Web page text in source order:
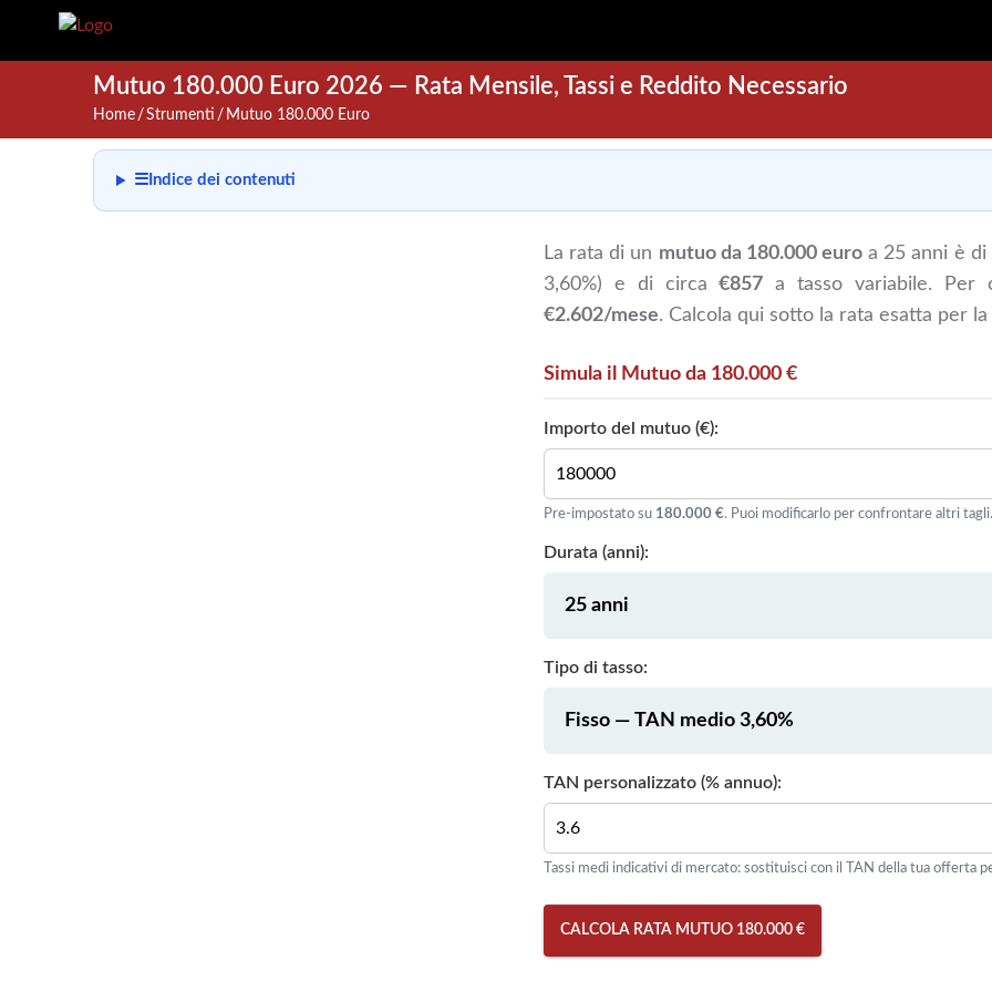
Mutuo 180.000 Euro 2026 — Rata Mensile, Tassi e Reddito Necessario
Home Strumenti Mutuo 180.000 Euro
☰ Indice dei contenuti
La rata di un mutuo da 180.000 euro a 25 anni è
3,60%) e di circa€857 a tasso variabile. Per
€2.602/mese. Calcola qui sotto la rata esatta per
Simula il Mutuo da 180.000 €
Importo del mutuo (€):
Pre-impostato su 180.000 €. Puoi modificarlo per confrontare altri tagli.
Durata (anni):
Tipo di tasso:
TAN personalizzato (% annuo):
Tassi medi indicativi di mercato: sostituisci con il TAN della tua offerta
CALCOLA RATA MUTUO 180.000 €